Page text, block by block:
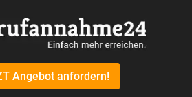
Angebot anfordern!